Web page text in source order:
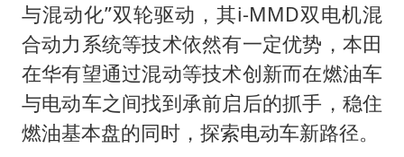
与混动化”双轮驱动，其i-MMD双电机混
合动力系统等技术依然有一定优势，本田
在华有望通过混动等技术创新而在燃油车
与电动车之间找到承前启后的抓手，稳住
燃油基本盘的同时，探索电动车新路径。